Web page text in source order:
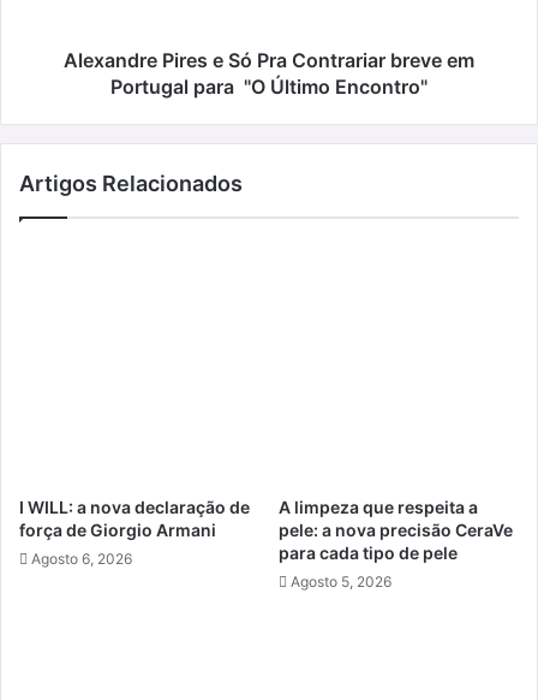
Alexandre Pires e Só Pra Contrariar breve em
Portugal para "O Último Encontro"
Artigos Relacionados
I WILL: a nova declaração de
força de Giorgio Armani
Agosto 6, 2026
A limpeza que respeita a
pele: a nova precisão CeraVe
para cada tipo de pele
Agosto 5, 2026